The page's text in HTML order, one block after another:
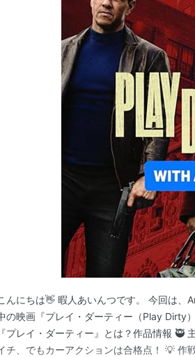
んにちは👋 暇人あいんつです。 ​今回は
の映画『プレイ・ダーティー（Play Dirty
『プレイ・ダーティー』とは？作品情報 🥷
チ、でもカーアクションは合格点！ ​💡 作